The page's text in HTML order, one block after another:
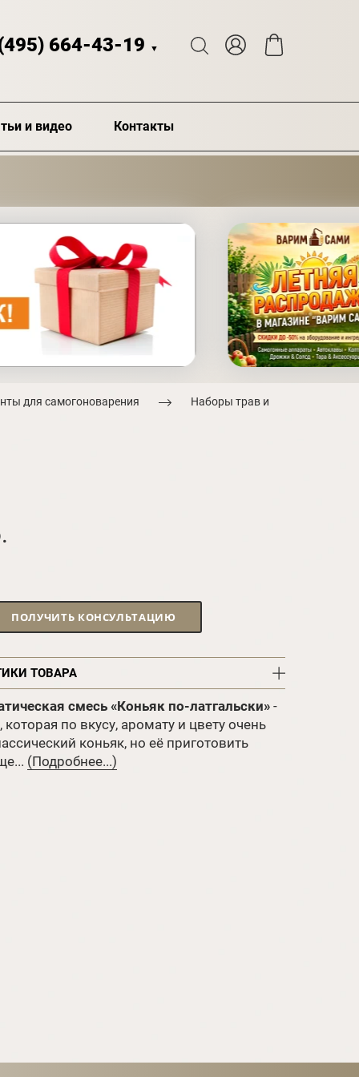
664-43-19 ▼
и видео Контакты
для самогоноварения Наборы трав и
ПОЛУЧИТЬ КОНСУЛЬТАЦИЮ
ТОВАРА
смесь «Коньяк по-латгальски» -
которая по вкусу, аромату и цвету очень
коньяк, но её приготовить
(Подробнее...)